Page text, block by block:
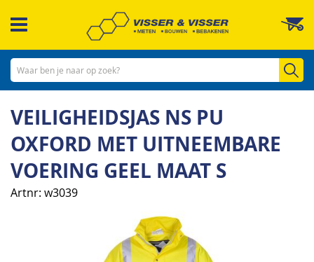
naar
inhoud
VEILIGHEIDSJAS NS PU
OXFORD MET UITNEEMBARE
VOERING GEEL MAAT S
Artnr w3039